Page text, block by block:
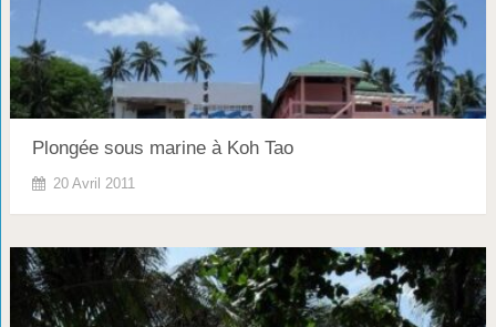
Plongée sous marine à Koh Tao
20 Avril 2011